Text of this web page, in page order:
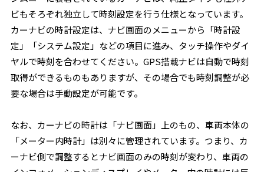
ビもそろぞれ独立して時刻設定を行う仕様となっています。
カーナビの時計設定は、ナビ画面のメニューから「時計設
定」「システム設定」などの項目に進み、タッチ操作やダイ
ヤルで時刻を合わせてください。GPS搭載ナビは自動で時刻
取得ができるものもありますが、その場合でも時刻調整が必
要な場合は手動設定が可能です。
なお、カーナビの時計は「ナビ画面」上のもの、車両本体の
「メーター内時計」は別々に管理されています。つまり、カ
ーナビ側で調整するとナビ画面のみの時刻が変わり、車両の